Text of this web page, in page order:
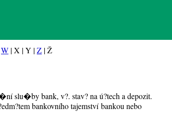
W | X | Y |Z | Ž
slu�by bank, v?. stav? na ú?tech a depozit.
bankovního tajemstvíbankou nebo